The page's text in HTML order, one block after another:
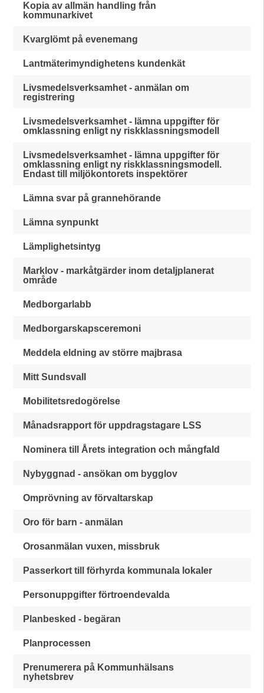
Kopia av allmän handling från
kommunarkivet
Kvarglömt på evenemang
Lantmäterimyndighetens kundenkät
Livsmedelsverksamhet - anmälan om
registrering
Livsmedelsverksamhet - lämna uppgifter för
omklassning enligt ny riskklassningsmodell
Livsmedelsverksamhet - lämna uppgifter för
omklassning enligt ny riskklassningsmodell.
Endast till miljökontorets inspektörer
Lämna svar på grannehörande
Lämna synpunkt
Lämplighetsintyg
Marklov - markåtgärder inom detaljplanerat
område
Medborgarlabb
Medborgarskapsceremoni
Meddela eldning av större majbrasa
Mitt Sundsvall
Mobilitetsredogörelse
Månadsrapport för uppdragstagare LSS
Nominera till Årets integration och mångfald
Nybyggnad - ansökan om bygglov
Omprövning av förvaltarskap
Oro för barn - anmälan
Orosanmälan vuxen, missbruk
Passerkort till förhyrda kommunala lokaler
Personuppgifter förtroendevalda
Planbesked - begäran
Planprocessen
Prenumerera på Kommunhälsans
nyhetsbrev